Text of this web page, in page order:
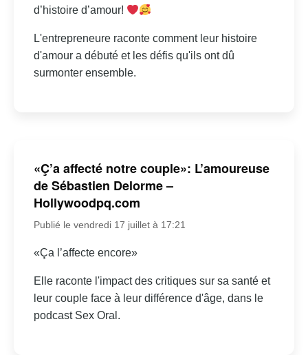
d’histoire d’amour!
L'entrepreneure raconte comment leur histoire
d'amour a débuté et les défis qu'ils ont dû
surmonter ensemble.
«Ç’a affecté notre couple»: L’amoureuse
de Sébastien Delorme –
Hollywoodpq.com
Publié le vendredi 17 juillet à 17:21
«Ça l’affecte encore»
Elle raconte l'impact des critiques sur sa santé et
leur couple face à leur différence d'âge, dans le
podcast Sex Oral.